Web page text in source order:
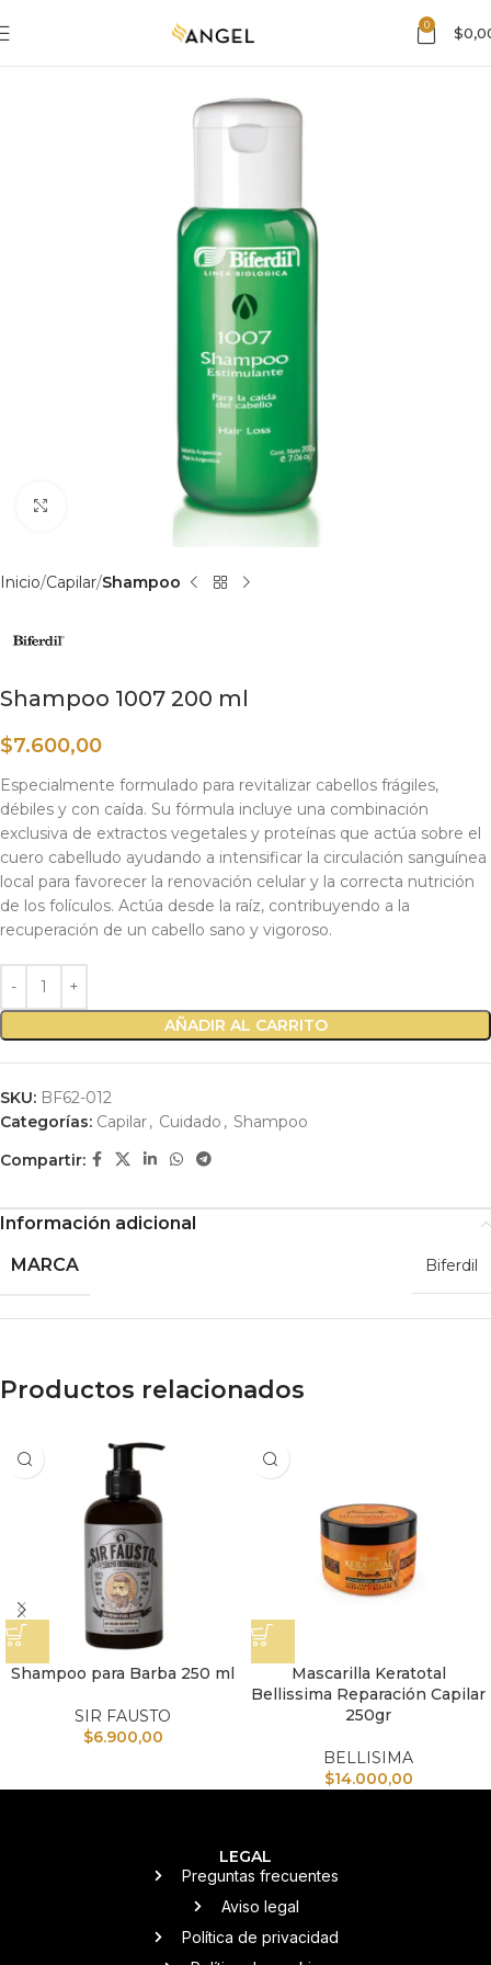
0 $
Haga clic para ampliar
Inicio Capilar Shampoo
Shampoo 1007 200 ml
$7.600,00
Especialmente formulado para revitalizar cabellos frágiles,
débiles y con caída. Su fórmula incluye una combinación
exclusiva de extractos vegetales y proteínas que actúa sobre el
cuero cabelludo ayudando a intensificar la circulación sanguínea
local para favorecer la renovación celular y la correcta nutrición
de los folículos. Actúa desde la raíz, contribuyendo a la
recuperación de un cabello sano y vigoroso.
AÑADIR AL CARRITO
SKU: BF62-012
Categorías: Capilar, Cuidado , Shampoo
Compartir:
Información adicional
MARCA
Biferdil
Productos relacionados
Shampoo para Barba 250 ml
SIR FAUSTO
$6.900,00
Mascarilla Keratotal
Bellissima Reparación Capilar
250gr
BELLISIMA
$14.000,00
LEGAL
Preguntas frecuentes
Aviso legal
Política de privacidad